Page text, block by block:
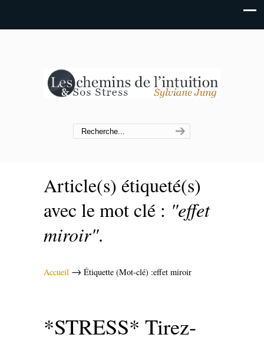
Article(s) étiqueté(s)
avec le mot clé : "effet
miroir".
Accueil → Étiquette (Mot-clé) :effet miroir
*STRESS* Tirez-